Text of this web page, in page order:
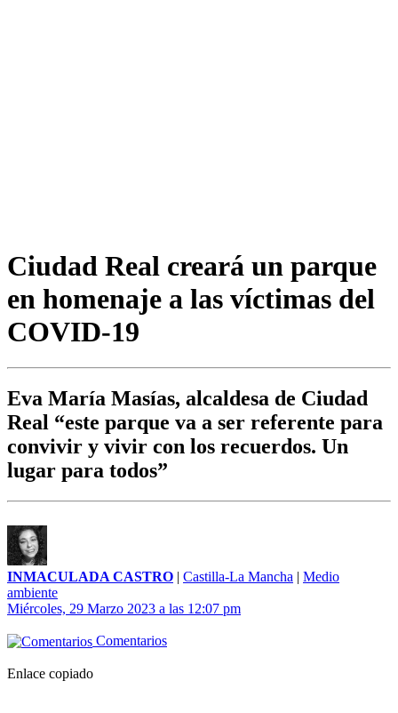
Ciudad Real creará un parque
en homenaje a las víctimas del
COVID-19
Eva María Masías, alcaldesa de Ciudad
Real “este parque va a ser referente para
convivir y vivir con los recuerdos. Un
lugar para todos”
INMACULADA CASTRO | Castilla-La Mancha | Medio
ambiente
Miércoles, 29 Marzo 2023 a las 12:07 pm
Comentarios
Enlace copiado